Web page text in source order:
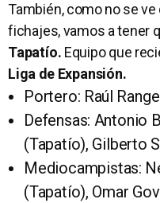
También, como no se
fichajes, vamos a tener
Tapatío. Equipo que
Liga de Expansión.
Portero: Raúl
Defensas: Antonio
(Tapatío), Gilberto
Mediocampistas:
(Tapatío), Omar